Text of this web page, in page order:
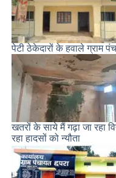
पेटी ठेकेदारों के हवाले ग्राम
खतरों के साये मैं गढ़ा जा रहा
रहा हादसों को न्यौता